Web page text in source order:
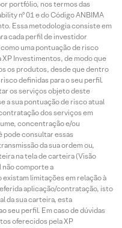
portfólio, nos termos das
nº 01 e do Código ANBIMA
Essa metodologia consiste em
cada perfil de investidor
uma pontuação de risco
Investimentos, de modo que
os produtos, desde que dentro
definidas para o seu perfil.
os serviços objeto deste
a sua pontuação de risco atual
dos serviços em
concentração e/ou
pode consultar essas
da sua ordem ou,
na tela de carteira (Visão
não comporte a
limitações em relação à
aplicação/contratação, isto
da sua carteira, esta
seu perfil. Em caso de dúvidas
oferecidos pela XP